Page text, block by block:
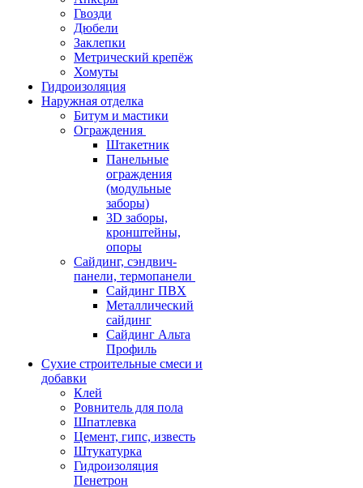
Гвозди
Дюбели
Заклепки
Метрический крепёж
Хомуты
Гидроизоляция
Наружная отделка
Битум и мастики
Ограждения
Штакетник
Панельные
ограждения
(модульные
заборы)
3D заборы,
кронштейны,
опоры
Cайдинг, сэндвич-
панели, термопанели
Сайдинг ПВХ
Металлический
сайдинг
Сайдинг Альта
Профиль
Сухие строительные смеси и
добавки
Клей
Ровнитель для пола
Шпатлевка
Цемент, гипс, известь
Штукатурка
Гидроизоляция
Пенетрон